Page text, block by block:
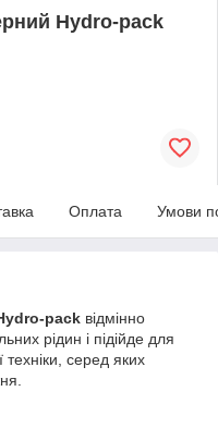
Hydro-pack
Оплата Умови
pack відмінно
рідин і підійде для
техніки, серед яких